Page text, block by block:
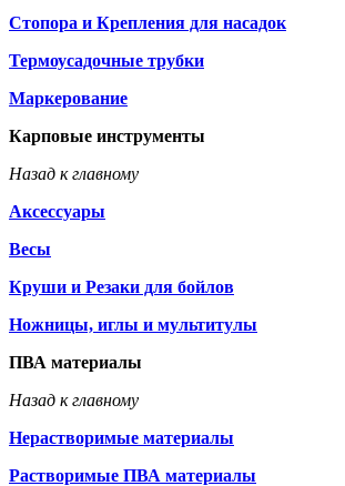
Стопора и Крепления для насадок
Термоусадочные трубки
Маркерование
Карповые инструменты
Назад к главному
Аксессуары
Весы
Круши и Резаки для бойлов
Ножницы, иглы и мультитулы
ПВА материалы
Назад к главному
Нерастворимые материалы
Растворимые ПВА материалы